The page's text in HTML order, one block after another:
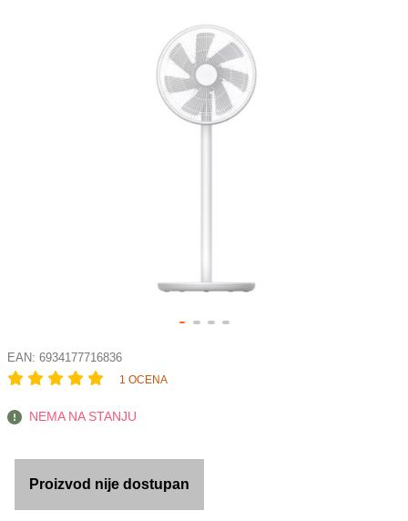
EAN: 6934177716836
1 OCENA
NEMA NA STANJU
Proizvod nije dostupan